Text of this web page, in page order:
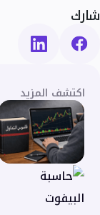
شارك
اكتشف المزيد